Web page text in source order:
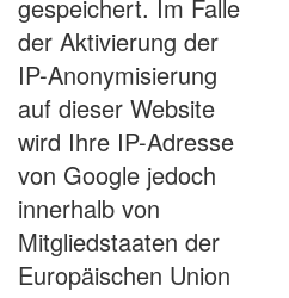
gespeichert. Im Falle
der Aktivierung der
IP-Anonymisierung
auf dieser Website
wird Ihre IP-Adresse
von Google jedoch
innerhalb von
Mitgliedstaaten der
Europäischen Union